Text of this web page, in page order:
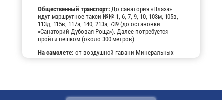
Общественный транспорт: До санатория «Плаза»
идут маршрутное такси №№ 1, 6, 7, 9, 10, 103м, 105в,
113д, 115в, 117а, 140, 213а, 739 (до остановки
«Санаторий Дубовая Роща»). Далее потребуется
пройти пешком (около 300 метров)
На самолете: от воздушной гавани Минеральных
Вод нужно доехать на маршрутном такси до
электропоезде либо, наняв такси, которое довезет
вас до порога здравницы.